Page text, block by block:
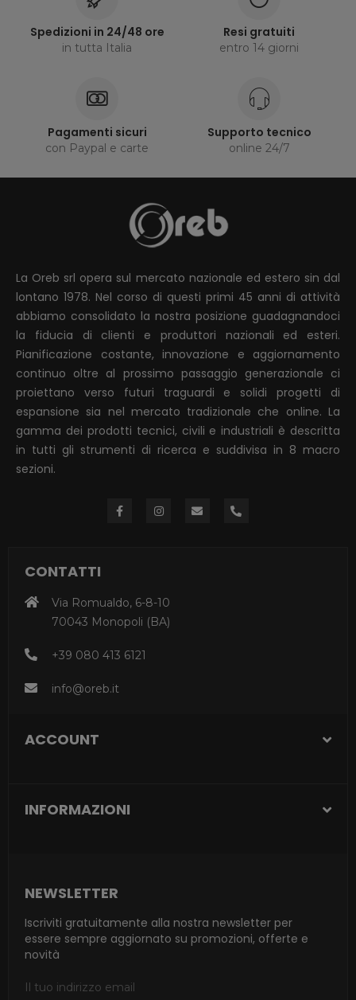
Spedizioni in 24/48 ore
in tutta Italia
Resi gratuiti
entro 14 giorni
Pagamenti sicuri
con Paypal e carte
Supporto tecnico
online 24/7
La Oreb srl opera sul mercato nazionale ed estero sin dal
lontano 1978. Nel corso di questi primi 45 anni di attività
abbiamo consolidato la nostra posizione guadagnandoci
la fiducia di clienti e produttori nazionali ed esteri.
Pianificazione costante, innovazione e aggiornamento
continuo oltre al prossimo passaggio generazionale ci
proiettano verso futuri traguardi e solidi progetti di
espansione sia nel mercato tradizionale che online. La
gamma dei prodotti tecnici, civili e industriali è descritta
in tutti gli strumenti di ricerca e suddivisa in 8 macro
sezioni.
CONTATTI
Via Romualdo, 6-8-10
70043 Monopoli (BA)
+39 080 413 6121
info@oreb.it
ACCOUNT
INFORMAZIONI
NEWSLETTER
Iscriviti gratuitamente alla nostra newsletter per
essere sempre aggiornato su promozioni, offerte e
novità